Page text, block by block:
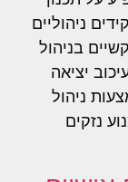
ניהוליים
בניהול
יציאה
ניהול
נזקים